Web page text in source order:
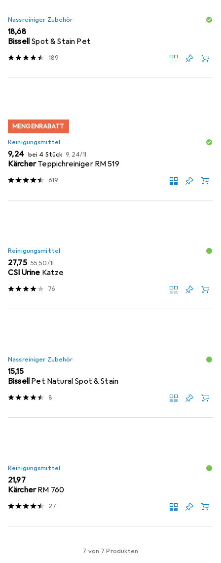
Nassreiniger Zubehör
EUR
18,68
Bissell Spot & Stain Pet
189
MENGENRABATT
Reinigungsmittel
EUR
9,24 bei 4 Stück EUR
9,24/1l
KärcherTeppichreiniger RM 519
619
Reinigungsmittel
EUR
27,75 EUR
55,50/1l
CSI Urine Katze
76
Nassreiniger Zubehör
EUR
15,15
Bissell Pet Natural Spot & Stain
8
Reinigungsmittel
EUR
21,97
KärcherRM 760
27
7 von 7 Produkten